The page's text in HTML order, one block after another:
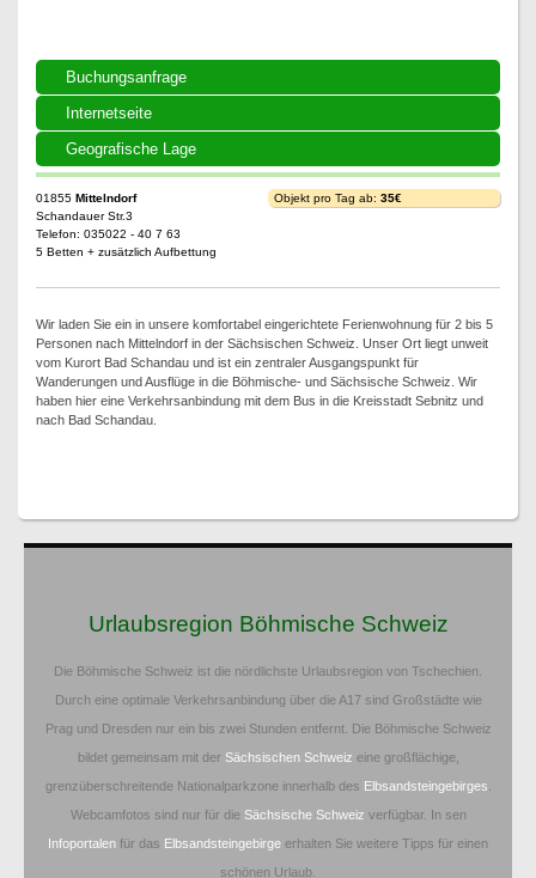
Buchungsanfrage
Internetseite
Geografische Lage
01855 Mittelndorf
Schandauer Str.3
Telefon: 035022 - 40 7 63
5 Betten + zusätzlich Aufbettung
Objekt pro Tag ab: 35€
Wir laden Sie ein in unsere komfortabel eingerichtete Ferienwohnung für 2 bis 5
Personen nach Mittelndorf in der Sächsischen Schweiz. Unser Ort liegt unweit
vom Kurort Bad Schandau und ist ein zentraler Ausgangspunkt für
Wanderungen und Ausflüge in die Böhmische- und Sächsische Schweiz. Wir
haben hier eine Verkehrsanbindung mit dem Bus in die Kreisstadt Sebnitz und
nach Bad Schandau.
Urlaubsregion Böhmische Schweiz
Die Böhmische Schweiz ist die nördlichste Urlaubsregion von Tschechien.
Durch eine optimale Verkehrsanbindung über die A17 sind Großstädte wie
Prag und Dresden nur ein bis zwei Stunden entfernt. Die Böhmische Schweiz
bildet gemeinsam mit der Sächsischen Schweiz eine großflächige,
grenzüberschreitende Nationalparkzone innerhalb des Elbsandsteingebirges
Webcamfotos sind nur für die Sächsische Schweiz verfügbar. In sen
Infoportalen für das Elbsandsteingebirge erhalten Sie weitere Tipps für einen
schönen Urlaub.